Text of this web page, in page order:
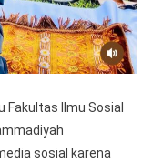
Fakultas Ilmu Sosial
sosial karena